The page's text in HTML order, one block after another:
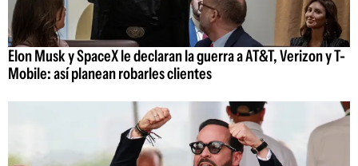
Elon Musk y SpaceX le declaran la guerra a AT&T, Verizon y T-
Mobile: así planean robarles clientes